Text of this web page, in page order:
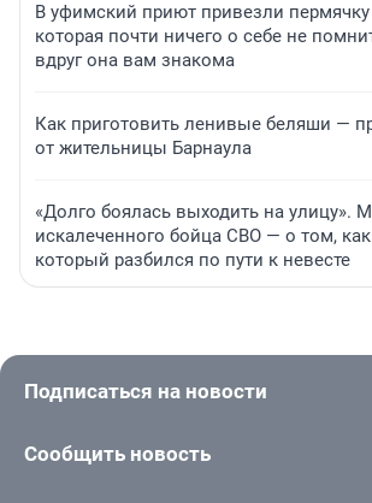
В уфимский приют привезли
которая почти ничего о себе не
вдруг она вам знакома
Как приготовить ленивые беляши —
от жительницы Барнаула
«Долго боялась выходить на улицу».
искалеченного бойца СВО — о том,
который разбился по пути к невесте
Подписаться на новости
Сообщить новость